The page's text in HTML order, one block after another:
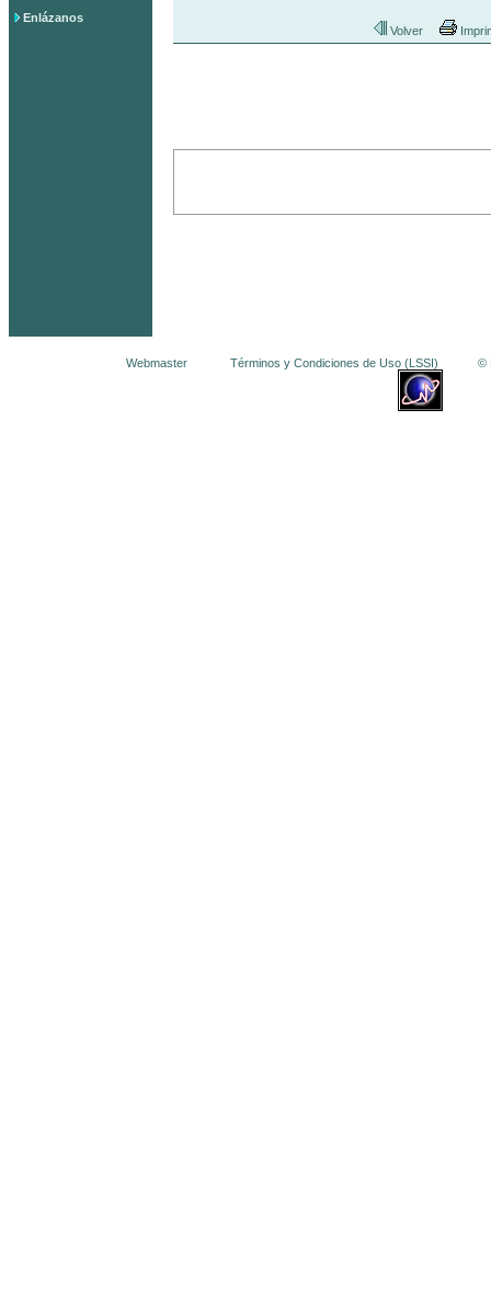
Enlázanos
Volver
Webmaster Términos y Condiciones de Uso (LSSI) © La